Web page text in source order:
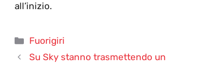
all’inizio.
Categorie
Fuorigiri
Su Sky stanno trasmettendo un